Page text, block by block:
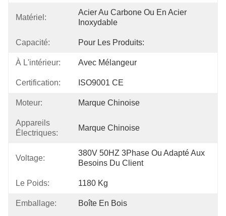
Matériel:
Acier Au Carbone Ou En Acier
Inoxydable
Capacité: Pour Les Produits:
À L'intérieur: Avec Mélangeur
Certification: ISO9001 CE
Moteur: Marque Chinoise
Appareils
Électriques:
Marque Chinoise
Voltage:
380V 50HZ 3Phase Ou Adapté Aux
Besoins Du Client
Le Poids: 1180 Kg
Emballage: Boîte En Bois